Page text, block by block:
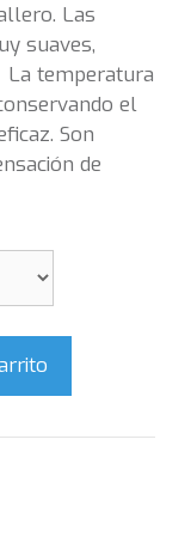
Las
suaves,
temperatura
el
Son
de